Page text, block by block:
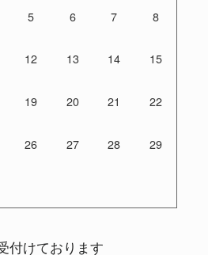
5 6 7 8
12 13 14 15
19 20 21 22
26 27 28 29
付けております